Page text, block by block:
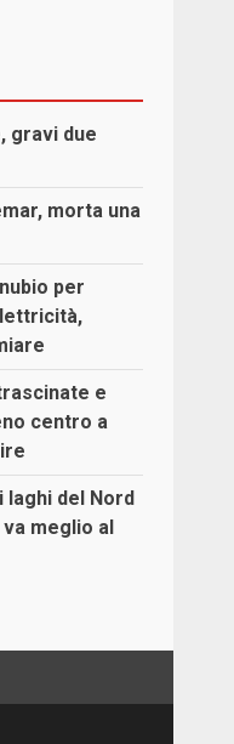
gravi due
morta una
per
e
centro a
laghi del Nord
meglio al